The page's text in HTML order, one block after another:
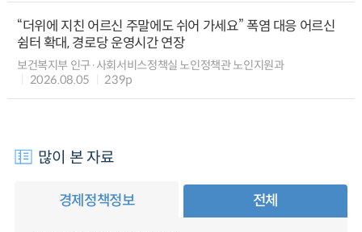
“더위에 지친 어르신 주말에도 쉬어 가세요” 폭염 대응 어르신
쉼터 확대, 경로당 운영시간 연장
보건복지부 인구·사회서비스정책실 노인정책관 노인지원과
2026.08.05
239p
많이 본 자료
경제정책정보 전체